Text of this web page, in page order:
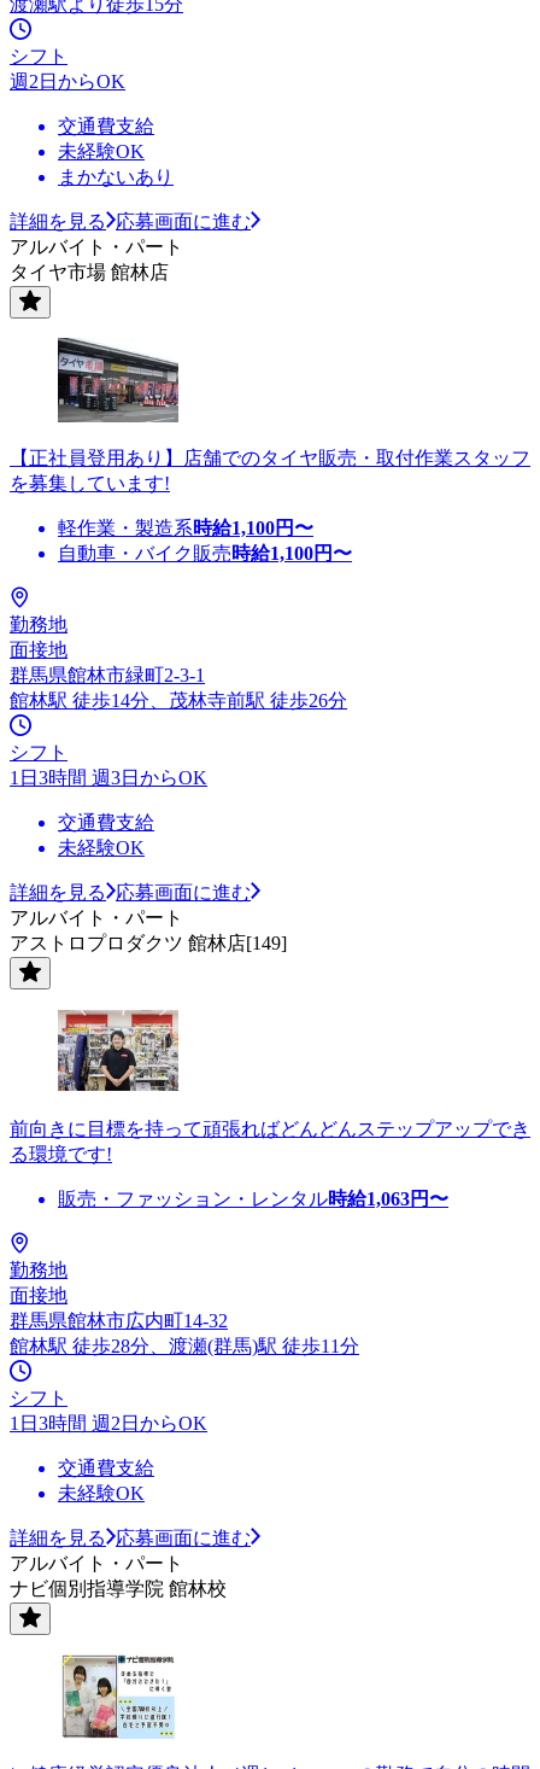
シフト
週2日からOK
交通費支給
未経験OK
まかないあり
詳細を見る
応募画面に進む
アルバイト・パート
タイヤ市場 館林店
【正社員登用あり】店舗でのタイヤ販売・取付作業スタッフ
を募集しています!
軽作業・製造系時給1,100円〜
自動車・バイク販売時給1,100円〜
勤務地
面接地
群馬県館林市緑町2-3-1
館林駅 徒歩14分、茂林寺前駅 徒歩26分
シフト
1日3時間 週3日からOK
交通費支給
未経験OK
詳細を見る
応募画面に進む
アルバイト・パート
アストロプロダクツ 館林店[149]
前向きに目標を持って頑張ればどんどんステップアップでき
る環境です!
販売・ファッション・レンタル時給1,063円〜
勤務地
面接地
群馬県館林市広内町14-32
館林駅 徒歩28分、渡瀬(群馬)駅 徒歩11分
シフト
1日3時間 週2日からOK
交通費支給
未経験OK
詳細を見る
応募画面に進む
アルバイト・パート
ナビ個別指導学院 館林校